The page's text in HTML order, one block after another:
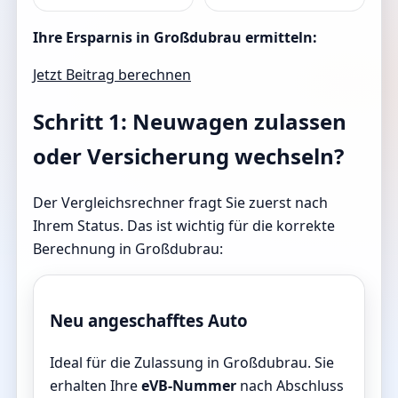
Ihre Ersparnis in Großdubrau ermitteln:
Jetzt Beitrag berechnen
Schritt 1: Neuwagen zulassen
oder Versicherung wechseln?
Der Vergleichsrechner fragt Sie zuerst nach
Ihrem Status. Das ist wichtig für die korrekte
Berechnung in Großdubrau:
Neu angeschafftes Auto
Ideal für die Zulassung in Großdubrau. Sie
erhalten IhreeVB-Nummer nach Abschluss